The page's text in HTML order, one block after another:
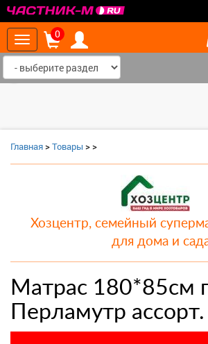
Toggle
navigation
0
Главная>Товары >>
Хозцентр, семейный
для дома и
Матрас 180*85см
Перламутр ассорт.
‹